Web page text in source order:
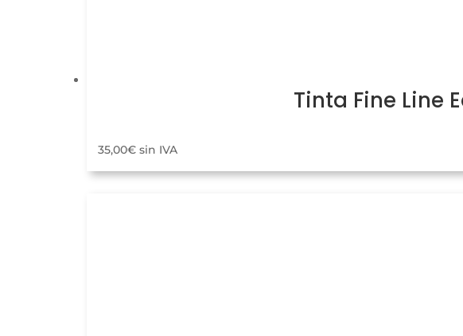
Tinta Fine Line
35,00€ sin IVA